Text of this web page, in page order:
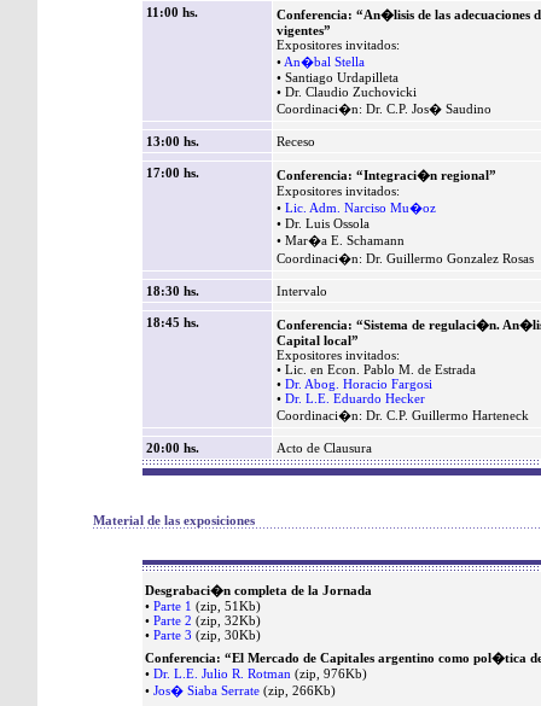
11:00 hs.
Conferencia: “An�lisis de las adecuaciones
vigentes”
Expositores invitados:
• An�bal Stella
• Santiago Urdapilleta
• Dr. Claudio Zuchovicki
Coordinaci�n: Dr. C.P. Jos� Saudino
13:00 hs. Receso
17:00 hs.
Conferencia: “Integraci�n regional”
Expositores invitados:
• Lic. Adm. Narciso Mu�oz
• Dr. Luis Ossola
• Mar�a E. Schamann
Coordinaci�n: Dr. Guillermo Gonzalez Rosas
18:30 hs. Intervalo
18:45 hs.
Conferencia: “Sistema de regulaci�n.
Capital local”
Expositores invitados:
• Lic. en Econ. Pablo M. de Estrada
• Dr. Abog. Horacio Fargosi
• Dr. L.E. Eduardo Hecker
Coordinaci�n: Dr. C.P. Guillermo Harteneck
20:00 hs. Acto de Clausura
Material de las exposiciones
Desgrabaci�n completa de la Jornada
• Parte 1 (zip, 51Kb)
• Parte 2 (zip, 32Kb)
• Parte 3 (zip, 30Kb)
Conferencia: “El Mercado de Capitales argentino como pol�tica
• Dr. L.E. Julio R. Rotman (zip, 976Kb)
• Jos� Siaba Serrate (zip, 266Kb)